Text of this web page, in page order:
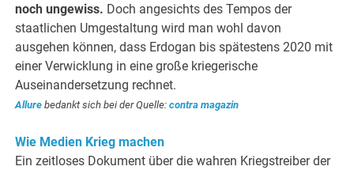
noch ungewiss. Doch angesichts des Tempos der
staatlichen Umgestaltung wird man wohl davon
ausgehen können, dass Erdogan bis spätestens 2020 mit
einer Verwicklung in eine große kriegerische
Auseinandersetzung rechnet.
Allure bedankt sich bei der Quelle: contra magazin
Wie Medien Krieg machen
Ein zeitloses Dokument über die wahren Kriegstreiber der